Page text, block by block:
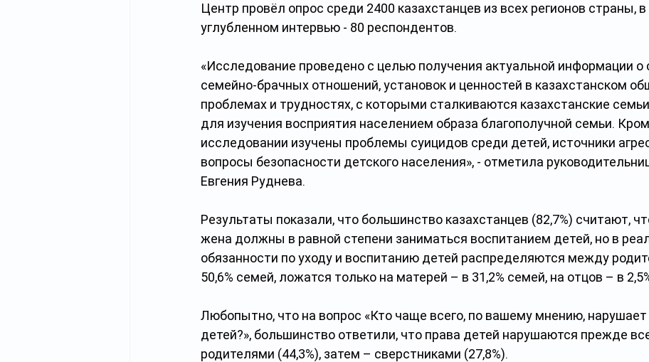
Центр провёл опрос среди 2400 казахстанцев из всех регионов страны, в
углубленном интервью - 80 респондентов.
«Исследование проведено с целью получения актуальной информации о
семейно-брачных отношений, установок и ценностей в казахстанском
проблемах и трудностях, с которыми сталкиваются казахстанские
для изучения восприятия населением образа благополучной семьи.
исследовании изучены проблемы суицидов среди детей, источники
вопросы безопасности детского населения», - отметила
Евгения Руднева.
Результаты показали, что большинство казахстанцев (82,7%) считают,
жена должны в равной степени заниматься воспитанием детей, но в
обязанности по уходу и воспитанию детей распределяются между
50,6% семей, ложатся только на матерей – в 31,2% семей, на отцов – в
Любопытно, что на вопрос «Кто чаще всего, по вашему мнению, нарушает
детей?», большинство ответили, что права детей нарушаются прежде
родителями (44,3%), затем – сверстниками (27,8%).